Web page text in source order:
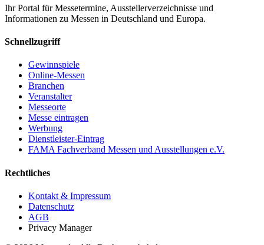
Ihr Portal für Messetermine, Ausstellerverzeichnisse und
Informationen zu Messen in Deutschland und Europa.
Schnellzugriff
Gewinnspiele
Online-Messen
Branchen
Veranstalter
Messeorte
Messe eintragen
Werbung
Dienstleister-Eintrag
FAMA Fachverband Messen und Ausstellungen e.V.
Rechtliches
Kontakt & Impressum
Datenschutz
AGB
Privacy Manager